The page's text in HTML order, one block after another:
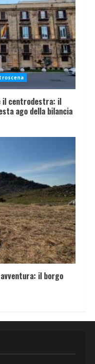
il centrodestra: il
ago della bilancia
il borgo